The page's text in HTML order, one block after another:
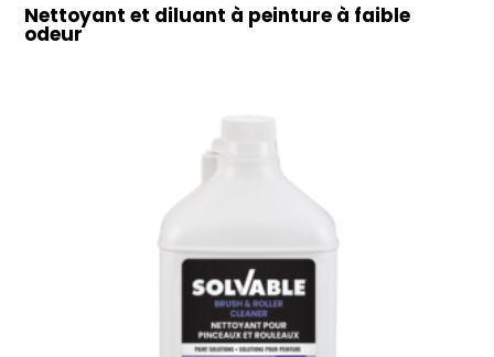
Nettoyant et diluant à peinture à faible
odeur